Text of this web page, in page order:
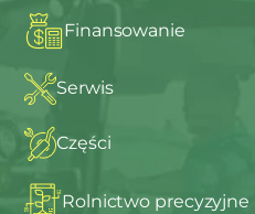
Finansowanie
Serwis
Części
Rolnictwo precyzyjne